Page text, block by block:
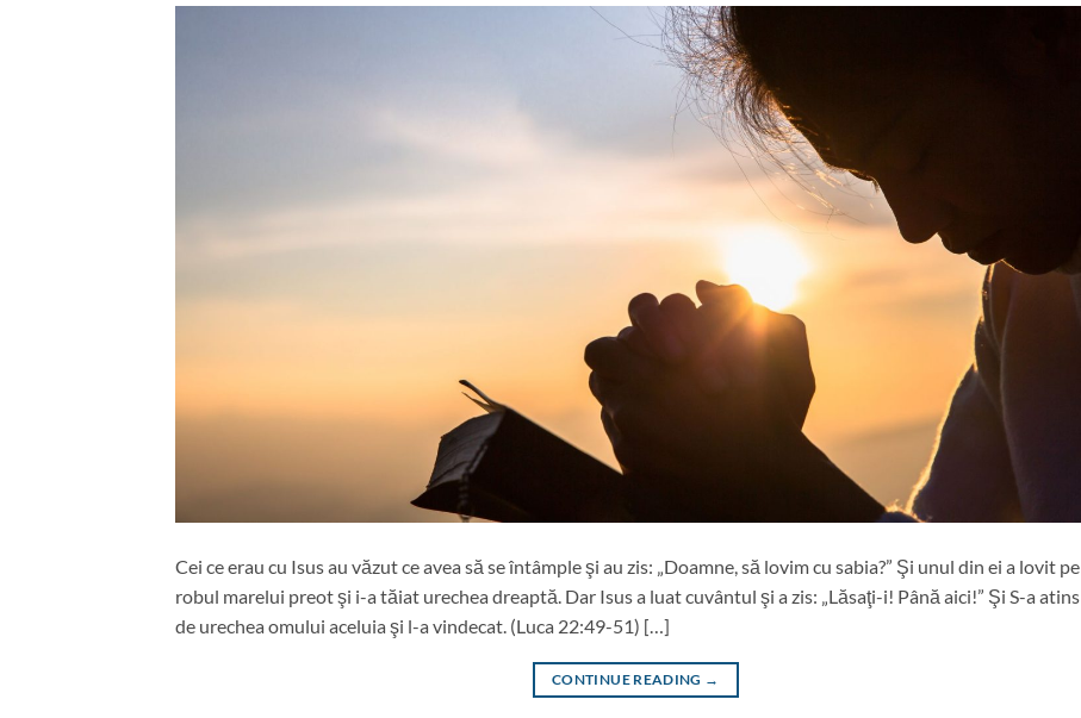
Cei ce erau cu Isus au văzut ce avea să se întâmple şi au zis: „Doamne, să lovim cu sabia?” Şi unul din ei a lovit pe
robul marelui preot şi i-a tăiat urechea dreaptă. Dar Isus a luat cuvântul şi a zis: „Lăsaţi-i! Până aici!” Şi S-a atins
de urechea omului aceluia şi l-a vindecat. (Luca 22:49-51) […]
CONTINUE READING →